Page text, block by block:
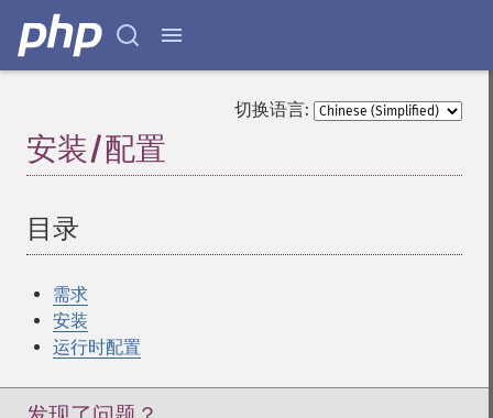
切换语言:
安装/配置
目录
需求
安装
运行时配置